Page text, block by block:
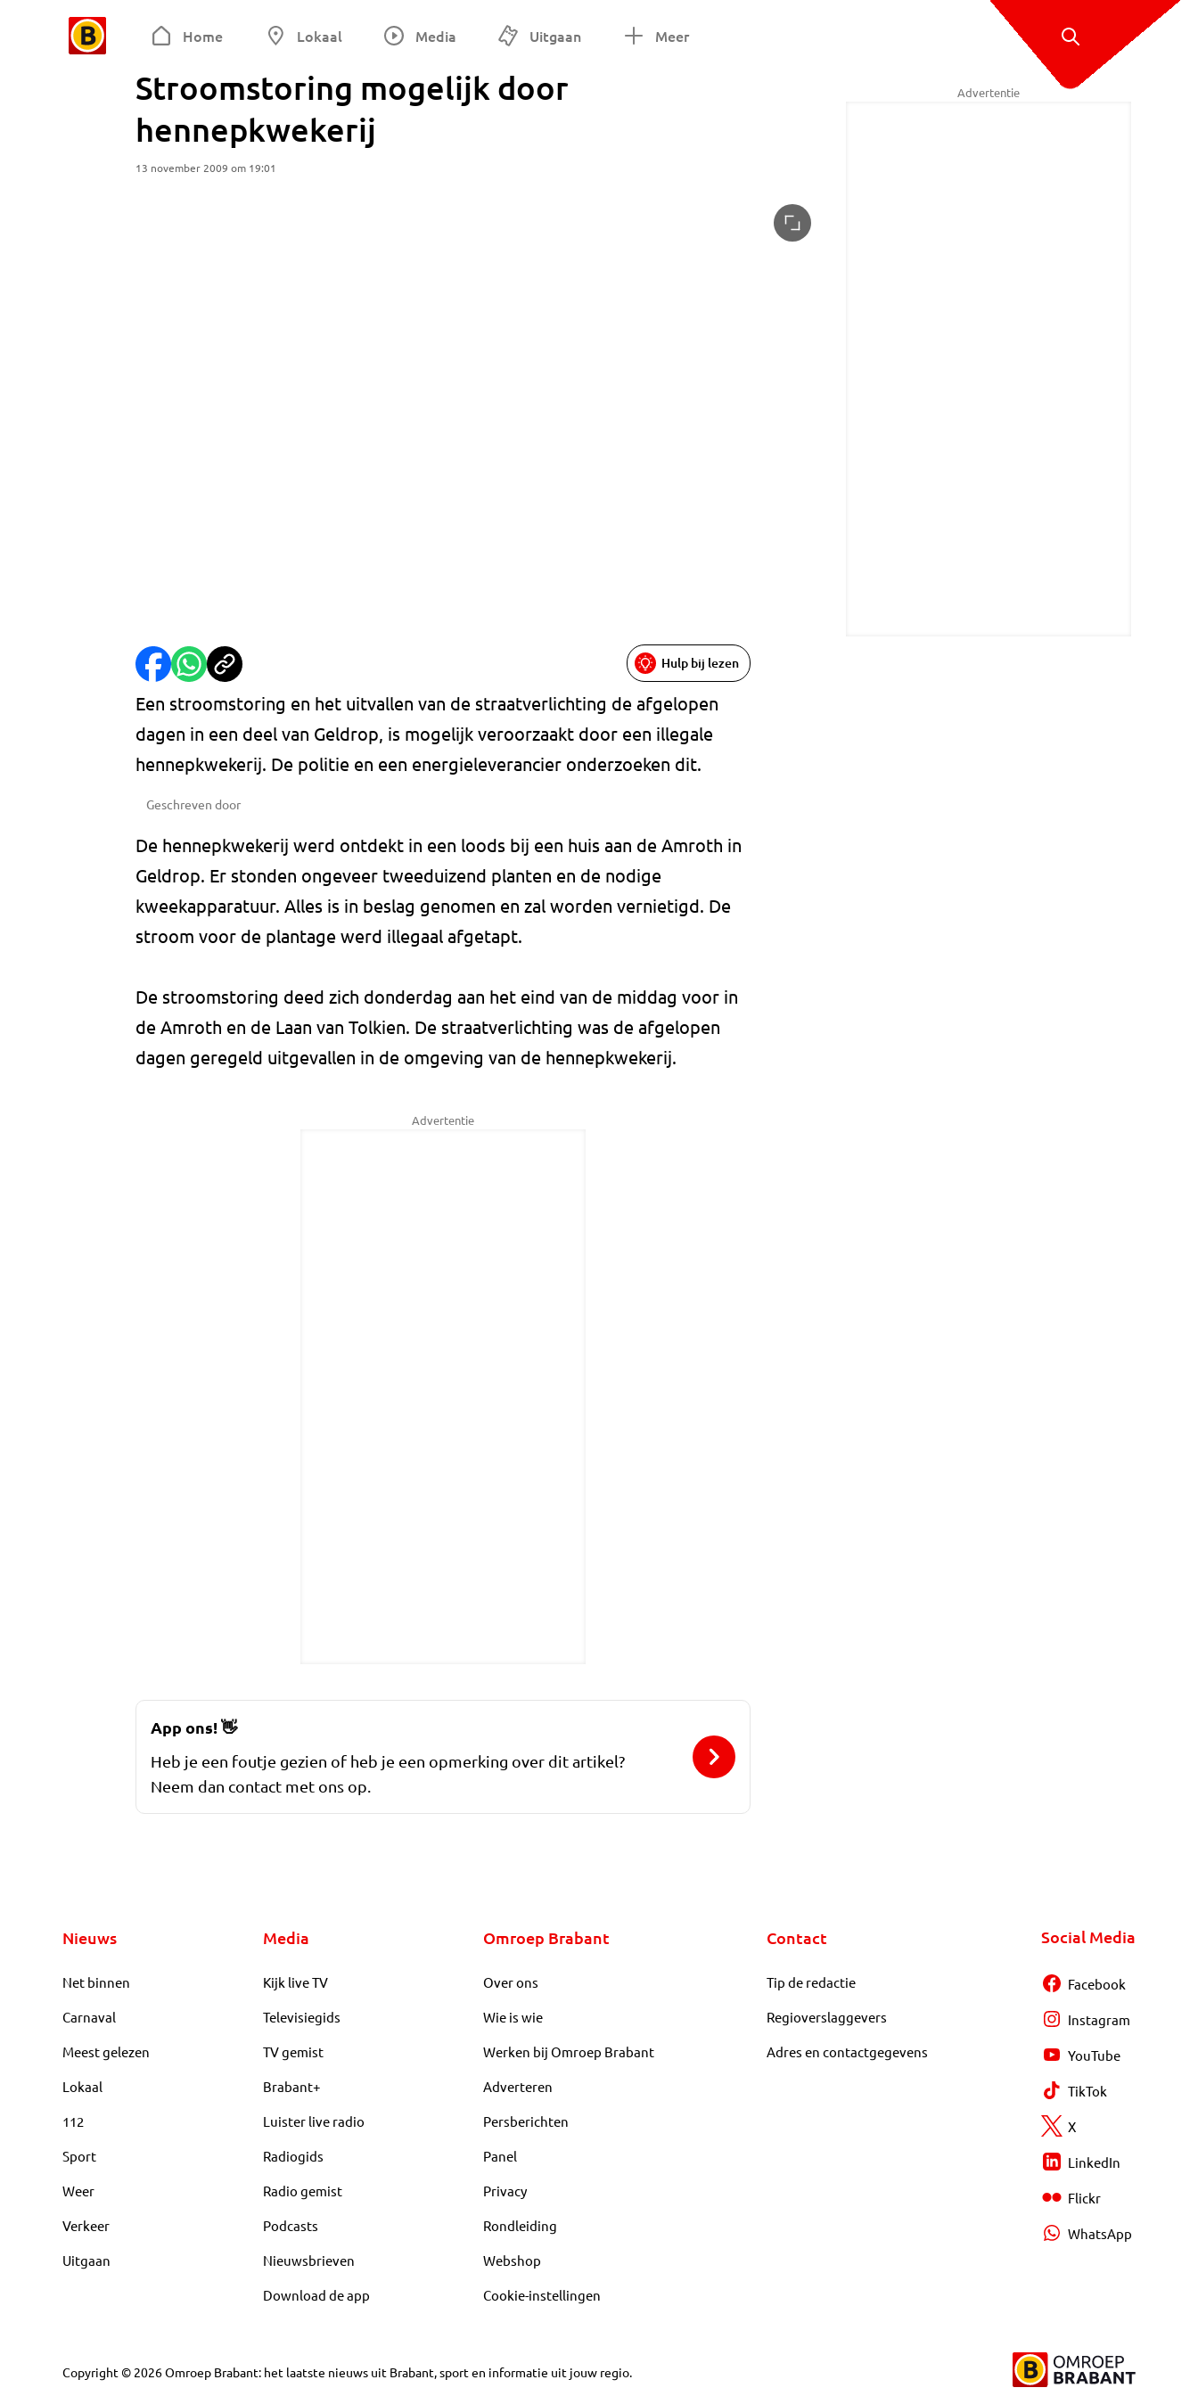
Home Lokaal Media Uitgaan Meer
Stroomstoring mogelijk door
hennepkwekerij
13 november 2009 om 19:01
Hulp bij lezen
Een stroomstoring en het uitvallen van de straatverlichting de afgelopen
dagen in een deel van Geldrop, is mogelijk veroorzaakt door een illegale
hennepkwekerij. De politie en een energieleverancier onderzoeken dit.
Geschreven door
De hennepkwekerij werd ontdekt in een loods bij een huis aan de Amroth in
Geldrop. Er stonden ongeveer tweeduizend planten en de nodige
kweekapparatuur. Alles is in beslag genomen en zal worden vernietigd. De
stroom voor de plantage werd illegaal afgetapt.
De stroomstoring deed zich donderdag aan het eind van de middag voor in
de Amroth en de Laan van Tolkien. De straatverlichting was de afgelopen
dagen geregeld uitgevallen in de omgeving van de hennepkwekerij.
Advertentie
Advertentie
App ons!👋
Heb je een foutje gezien of heb je een opmerking over dit artikel?
Neem dan contact met ons op.
Nieuws
Net binnen
Carnaval
Meest gelezen
Lokaal
112
Sport
Weer
Verkeer
Uitgaan
Media
Kijk live TV
Televisiegids
TV gemist
Brabant+
Luister live radio
Radiogids
Radio gemist
Podcasts
Nieuwsbrieven
Download de app
Omroep Brabant
Over ons
Wie is wie
Werken bij Omroep Brabant
Adverteren
Persberichten
Panel
Privacy
Rondleiding
Webshop
Cookie-instellingen
Contact
Tip de redactie
Regioverslaggevers
Adres en contactgegevens
Social Media
Facebook
Instagram
YouTube
TikTok
X
LinkedIn
Flickr
WhatsApp
Copyright © 2026Omroep Brabant: het laatste nieuws uit Brabant, sport en informatie uit jouw regio.